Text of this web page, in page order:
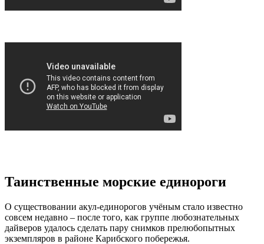
Таинственные морские единороги
О существовании акул-единорогов учёным стало известно
совсем недавно – после того, как группе любознательных
дайверов удалось сделать пару снимков прелюбопытных
экземпляров в районе Карибского побережья.